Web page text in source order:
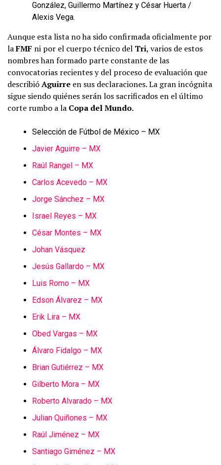
González, Guillermo Martínez y César Huerta /
Alexis Vega.
Aunque esta lista no ha sido confirmada oficialmente por
laFMF ni por el cuerpo técnico del Tri, varios de estos
nombres han formado parte constante de las
convocatorias recientes y del proceso de evaluación que
describióAguirre en sus declaraciones. La gran incógnita
sigue siendo quiénes serán los sacrificados en el último
corte rumbo a la Copa del Mundo.
Selección de Fútbol de México – MX
Javier Aguirre – MX
Raúl Rangel – MX
Carlos Acevedo – MX
Jorge Sánchez – MX
Israel Reyes – MX
César Montes – MX
Johan Vásquez
Jesús Gallardo – MX
Luis Romo – MX
Edson Álvarez – MX
Erik Lira – MX
Obed Vargas – MX
Álvaro Fidalgo – MX
Brian Gutiérrez – MX
Gilberto Mora – MX
Roberto Alvarado – MX
Julian Quiñones – MX
Raúl Jiménez – MX
Santiago Giménez – MX